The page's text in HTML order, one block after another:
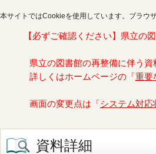
本サイトではCookieを使用しています。ブラウ
【必ずご確認ください】県立の
県立の図書館の再整備に伴う
詳しくはホームページの「 重要
画面の変更点は「 システム対応
資料詳細